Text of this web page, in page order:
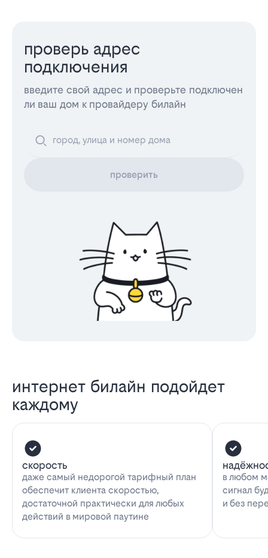
проверь адрес
подключения
введите свой адрес и проверьте подключен
ли ваш дом к провайдеру билайн
проверить
интернет билайн подойдет
каждому
скорость
даже самый недорогой тарифный план
обеспечит клиента скоростью,
достаточной практически для любых
действий в мировой паутине
в любом
сигнал
и без